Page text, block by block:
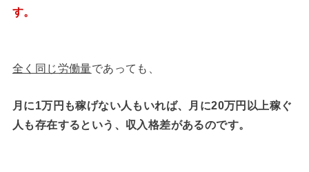
す。
全く同じ労働量であっても、
月に1万円も稼げない人もいれば、月に20万円以上稼ぐ
人も存在するという、収入格差があるのです。